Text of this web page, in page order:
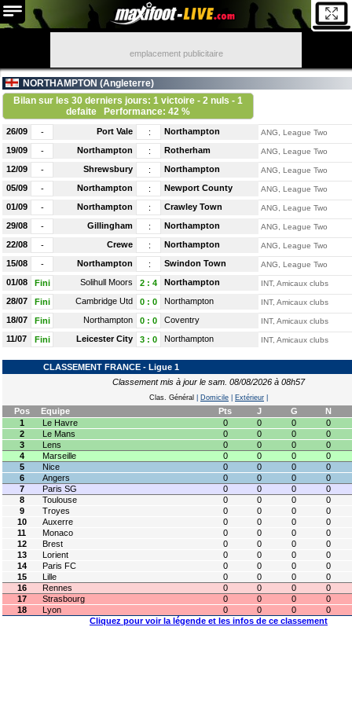
emplacement publicitaire
NORTHAMPTON (Angleterre)
Bilan sur les 30 derniers jours: 1 victoire - 2 nuls - 1
defaite
Performance: 42 %
26/09 - Port Vale : Northampton ANG, League Two
19/09 - Northampton : Rotherham ANG, League Two
12/09 - Shrewsbury : Northampton ANG, League Two
05/09 - Northampton : Newport County ANG, League Two
01/09 - Northampton : Crawley Town ANG, League Two
29/08 - Gillingham : Northampton ANG, League Two
22/08 - Crewe : Northampton ANG, League Two
15/08 - Northampton : Swindon Town ANG, League Two
01/08 Fini Solihull Moors 2 : 4 Northampton INT, Amicaux clubs
28/07 Fini Cambridge Utd 0 : 0 Northampton INT, Amicaux clubs
18/07 Fini Northampton 0 : 0 Coventry INT, Amicaux clubs
11/07 Fini Leicester City 3 : 0 Northampton INT, Amicaux clubs
CLASSEMENT FRANCE - Ligue 1
Classement mis à jour le sam. 08/08/2026 à 08h57
Clas. Général Domicile Extérieur
Pos Equipe Pts J G
N
1
Le Havre 0 0 0
0
2
Le Mans 0 0 0
0
3
Lens 0 0 0
0
4
Marseille 0 0 0
0
5
Nice 0 0 0
0
6
Angers 0 0 0
0
7
Paris SG 0 0 0
0
8
Toulouse 0 0 0
0
9
Troyes 0 0 0
0
10
Auxerre 0 0 0
0
11
Monaco 0 0 0
0
12
Brest 0 0 0
0
13
Lorient 0 0 0
0
14
Paris FC 0 0 0
0
15
Lille 0 0 0
0
16
Rennes 0 0 0
0
17
Strasbourg 0 0 0
0
18
Lyon 0 0 0
0
Cliquez pour voir la légende et les infos de ce classement